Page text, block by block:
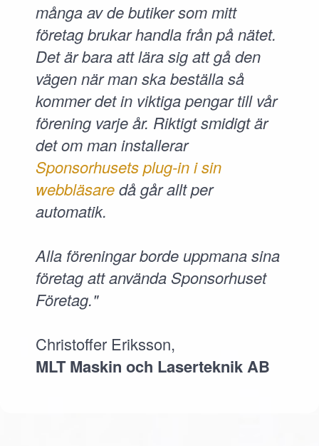
många av de butiker som mitt
företag brukar handla från på nätet.
Det är bara att lära sig att gå den
vägen när man ska beställa så
kommer det in viktiga pengar till vår
förening varje år. Riktigt smidigt är
det om man installerar
Sponsorhusets plug-in i sin
webbläsaredå går allt per
automatik.
Alla föreningar borde uppmana sina
företag att använda Sponsorhuset
Företag."
Christoffer Eriksson,
MLT Maskin och Laserteknik AB